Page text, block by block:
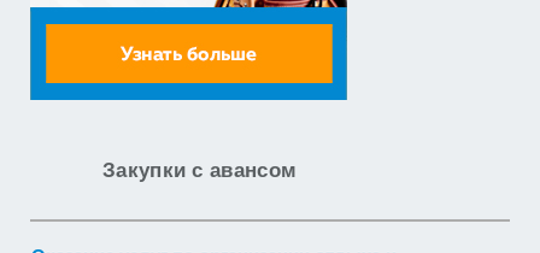
Закупки с авансом
Закупка путевок в санаторно-курортные организации
5 860 400,00 руб. - сумма сделки
Оказание услуг по организации отдыха и